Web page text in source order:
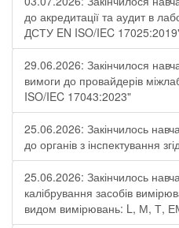
до акредитації та аудит в
ДСТУ EN ISO/IEC
29.06.2026: Закінчилося
вимоги до провайдерів
ISO/IEC 17043:2023"
25.06.2026: Закінчилось
до органів з інспектування
25.06.2026: Закінчилось
калібрування засобів
видом вимірювань: L, М, Т,